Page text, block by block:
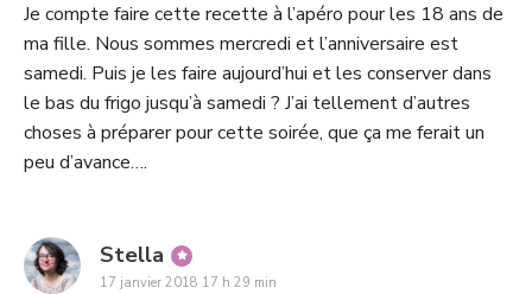
Je compte faire cette recette à l’apéro pour les 18 ans de
ma fille. Nous sommes mercredi et l’anniversaire est
samedi. Puis je les faire aujourd’hui et les conserver dans
le bas du frigo jusqu’à samedi ? J’ai tellement d’autres
choses à préparer pour cette soirée, que ça me ferait un
peu d’avance….
Stella says:
17 janvier 2018 17 h 29 min